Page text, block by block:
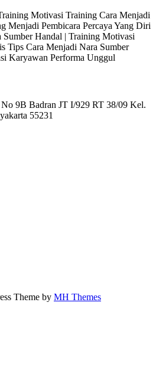
Motivasi Training Cara Menjadi
Menjadi Pembicara Percaya Yang Diri
Handal | Training Motivasi
Tips Cara Menjadi Nara Sumber
Karyawan Performa Unggul
9B Badran JT I/929 RT 38/09 Kel.
55231
Theme by MH Themes